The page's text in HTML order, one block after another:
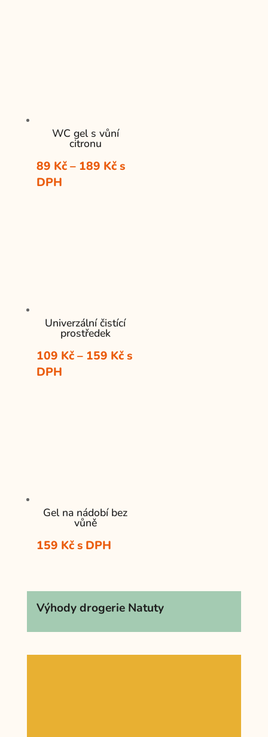
WC gel s vůní
citronu
89 Kč – 189 KčRozpětí
s
DPH
Univerzální čistící
prostředek
109 Kč – 159 KčRozpětí
s
DPH
Gel na nádobí bez
vůně
159 Kč s DPH
Výhody drogerie Natuty